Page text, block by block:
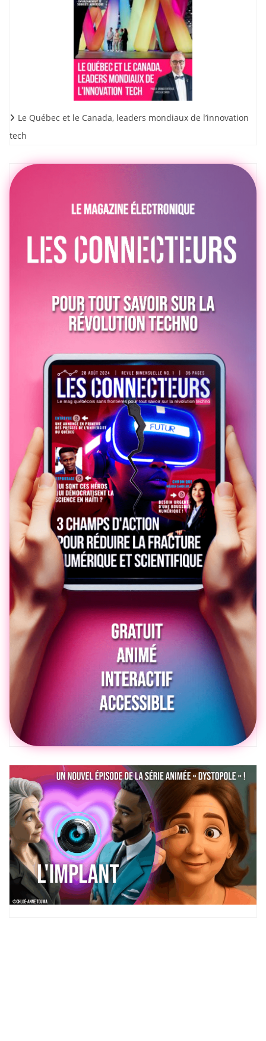
Le Québec et le Canada, leaders mondiaux de l’innovation
tech